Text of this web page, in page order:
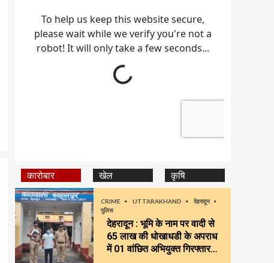
कारोबार खेल कृषि
CRIME UTTARAKHAND
देहरादून
पुलिस
देहरादून : भूमि के नाम पर वादी से
65 लाख की धोखाधडी के अपराध
में 01 वांछित अभियुक्त गिरफ्तार…